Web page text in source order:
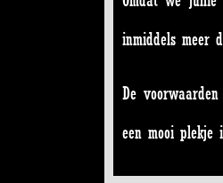
inmiddels meer
De
een mooi plekje